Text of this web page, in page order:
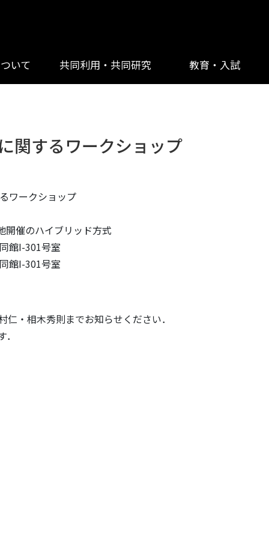
いて 共同利用・共同研究 教育・入試
関するワークショップ
ワークショップ
催のハイブリッド方式
館I-301号室
館I-301号室
・相木秀則までお知らせください．